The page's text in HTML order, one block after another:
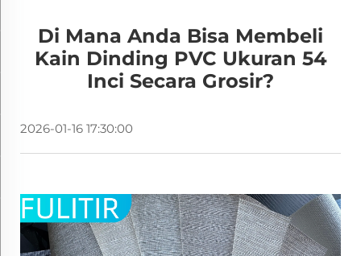
Di Mana Anda Bisa Membeli
Kain Dinding PVC Ukuran 54
Inci Secara Grosir?
2026-01-16 17:30:00